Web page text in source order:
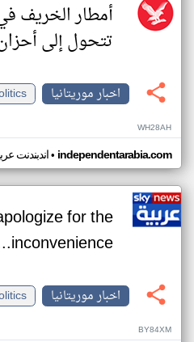
أمطار الخريف
تتحول إلى
اخبار موريتانيا
WH28AH
اندبندنت• independentarabia.com
for the
inconvenience...
اخبار موريتانيا
BY84XM